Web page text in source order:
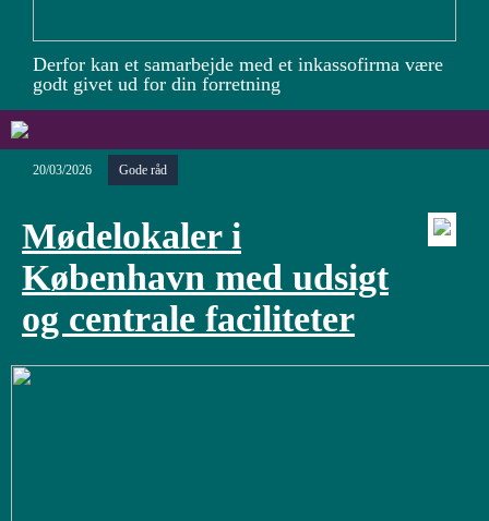
Derfor kan et samarbejde med et inkassofirma være
godt givet ud for din forretning
20/03/2026 Gode råd
Mødelokaler i
København med udsigt
og centrale faciliteter